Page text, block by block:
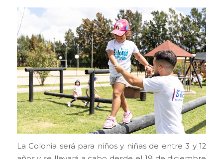
La Colonia será para niños y niñas de entre 3 y 12